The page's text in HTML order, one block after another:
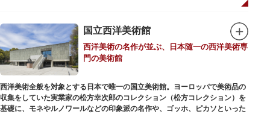
例年延べ330万人近い人出となります。不忍池（しのばずのいけ）は江戸時
ので、バードウォッチングを楽しむ人の姿も見られるスポットです。
美術館や博物館で国内外の芸術作品や文化・自然科学に触れたり、歴史の薫
りを感じながら史跡巡りを楽しんではいかがでしょうか。1日では見てまわ
りきれないほどの魅力にあふれた公園です。
国立西洋美術館
西洋美術の名作が並ぶ、日本随一の西洋美術専
門の美術館
西洋美術全般を対象とする日本で唯一の国立美術館。ヨーロッパで美術品の
収集をしていた実業家の松方幸次郎のコレクション（松方コレクション）を
基礎に、モネやルノワールなどの印象派の名作や、ゴッホ、ピカソといった